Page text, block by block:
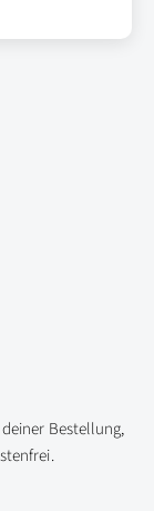
Bestellung,